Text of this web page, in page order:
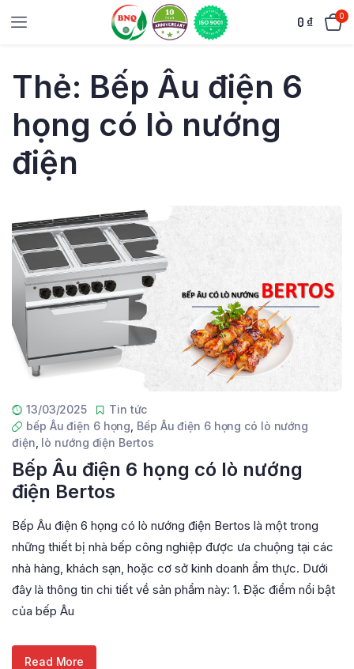
0 ₫ 0
Thẻ: Bếp Âu điện 6
họng có lò nướng
điện
13/03/2025
Tin tức
bếp Âu điện 6 họng Bếp Âu điện 6 họng có lò nướng
điện lò nướng điện Bertos
Bếp Âu điện 6 họng có lò nướng
điện Bertos
Bếp Âu điện 6 họng có lò nướng điện Bertos là một trong
những thiết bị nhà bếp công nghiệp được ưa chuộng tại các
nhà hàng, khách sạn, hoặc cơ sở kinh doanh ẩm thực. Dưới
đây là thông tin chi tiết về sản phẩm này: 1. Đặc điểm nổi bật
của bếp Âu
Read More